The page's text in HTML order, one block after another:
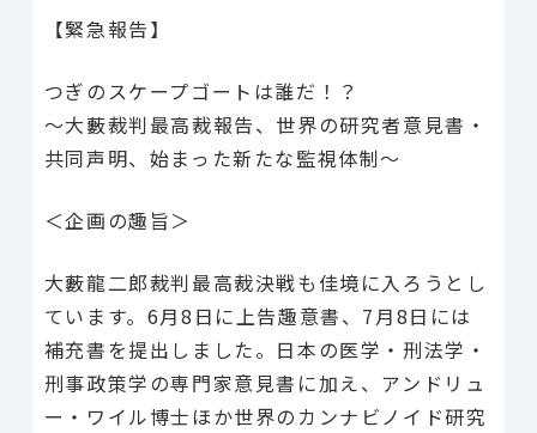
【緊急報告】
つぎのスケープゴートは誰だ！？
〜大藪裁判最高裁報告、世界の研究者意見書・
共同声明、始まった新たな監視体制～
＜企画の趣旨＞
大藪龍二郎裁判最高裁決戦も佳境に入ろうとし
ています。6月8日に上告趣意書、7月8日には
補充書を提出しました。日本の医学・刑法学・
刑事政策学の専門家意見書に加え、アンドリュ
ー・ワイル博士ほか世界のカンナビノイド研究